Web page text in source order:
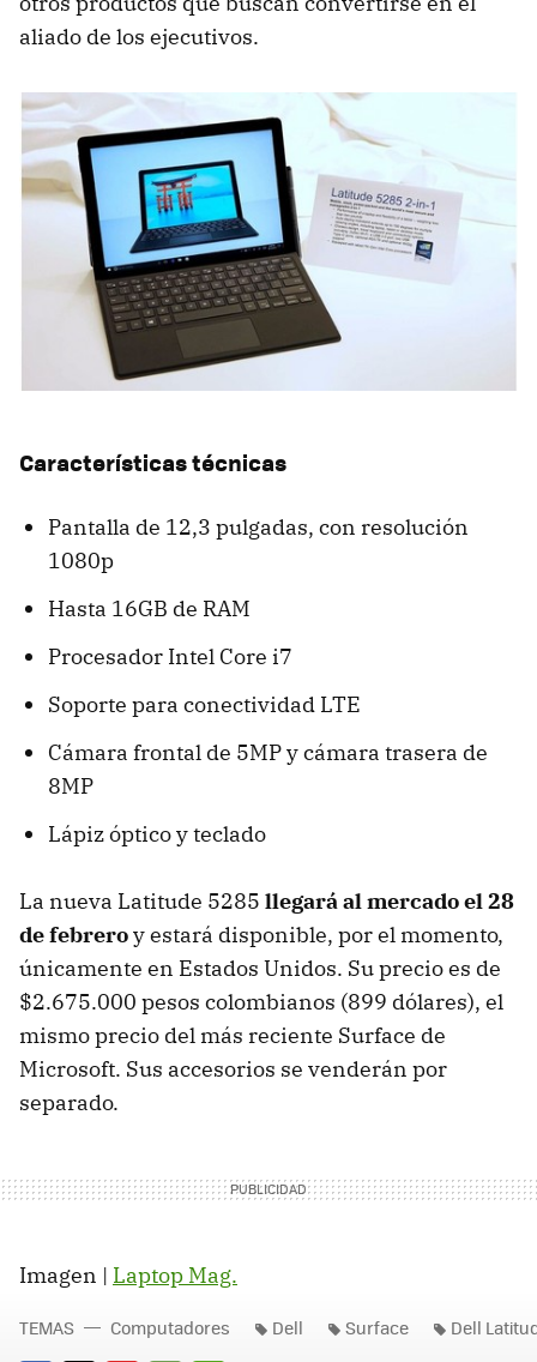
aliado de los ejecutivos.
Características técnicas
Pantalla de 12,3 pulgadas, con resolución
1080p
Hasta 16GB de RAM
Procesador Intel Core i7
Soporte para conectividad LTE
Cámara frontal de 5MP y cámara trasera de
8MP
Lápiz óptico y teclado
La nueva Latitude 5285 llegará al mercado el 28
de febreroy estará disponible, por el momento,
únicamente en Estados Unidos. Su precio es de
$2.675.000 pesos colombianos (899 dólares), el
mismo precio del más reciente Surface de
Microsoft. Sus accesorios se venderán por
separado.
Imagen | Laptop Mag.
TEMAS Computadores Dell Surface Dell